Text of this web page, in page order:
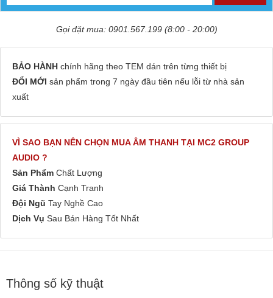
Gọi đặt mua: 0901.567.199 (8:00 - 20:00)
BẢO HÀNH chính hãng theo TEM dán trên từng thiết bị
ĐỔI MỚI sản phẩm trong 7 ngày đầu tiên nếu lỗi từ nhà sản
xuất
VÌ SAO BẠN NÊN CHỌN MUA ÂM THANH TẠI MC2 GROUP
AUDIO ?
Sản Phẩm Chất Lượng
Giá Thành Cạnh Tranh
Đội Ngũ Tay Nghề Cao
Dịch Vụ Sau Bán Hàng Tốt Nhất
Thông số kỹ thuật